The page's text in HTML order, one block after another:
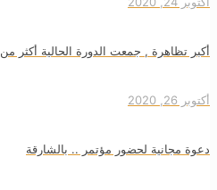
أكبر تظاهرة , جمعت الدورة الحالية أكثر من 21 مليون مشارك
أكتوبر 26, 2020
دعوة مجانية لحضور مؤتمر .. بالشارقة